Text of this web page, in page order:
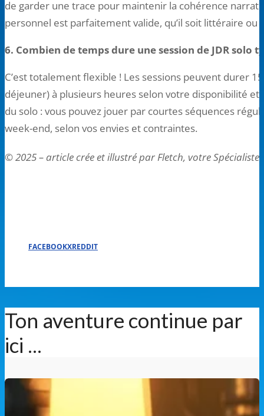
de garder une trace pour maintenir la cohérence
personnel est parfaitement valide, qu’il soit littéraire ou
6. Combien de temps dure une session de JDR solo
C’est totalement flexible ! Les sessions peuvent durer
déjeuner) à plusieurs heures selon votre disponibilité et
du solo : vous pouvez jouer par courtes séquences
week-end, selon vos envies et contraintes.
© 2025 – article crée et illustré par Fletch, votre
FACEBOOKXREDDIT
Ton aventure continue par
ici ...